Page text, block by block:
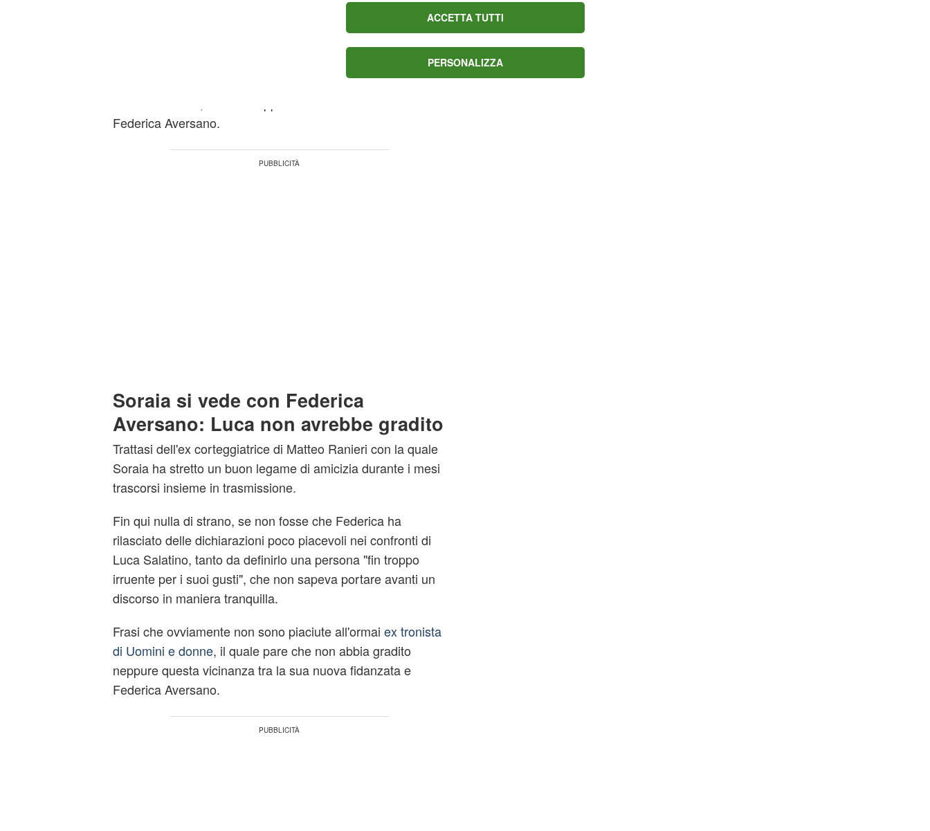
Ma cosa è successo dopo la scelta finale? Le indiscrezioni
non sono particolarmente rassicuranti, dato chesi
parlerebbe già di crisi tra i due giovani fidanzati.
Nei giorni successivi alla registrazione della scelta finale a
Federica Aversano.
Soraia si vede con Federica
Aversano: Luca non avrebbe gradito
Trattasi dell'ex corteggiatrice di Matteo Ranieri con la quale
Soraia ha stretto un buon legame di amicizia durante i mesi
trascorsi insieme in trasmissione.
Fin qui nulla di strano, se non fosse che Federica ha
rilasciato delle dichiarazioni poco piacevoli nei confronti di
Luca Salatino, tanto da definirlo una persona "fin troppo
irruente per i suoi gusti", che non sapeva portare avanti un
discorso in maniera tranquilla.
Frasi che ovviamente non sono piaciute all'ormai ex tronista
di Uomini e donne, il quale pare che non abbia gradito
neppure questa vicinanza tra la sua nuova fidanzata e
Federica Aversano.
ACCETTA TUTTI
PERSONALIZZA